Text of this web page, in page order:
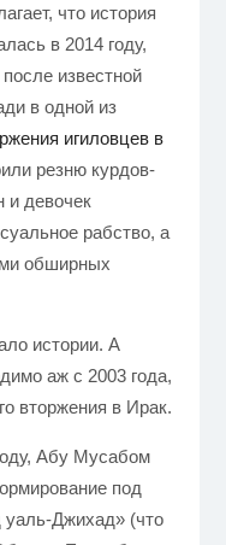
что история
в 2014 году,
известной
в одной из
игиловцев в
резню курдов-
и девочек
рабство, а
обширных
истории. А
аж с 2003 года,
вторжения в Ирак.
Абу Мусабом
под
уаль-Джихад» (что